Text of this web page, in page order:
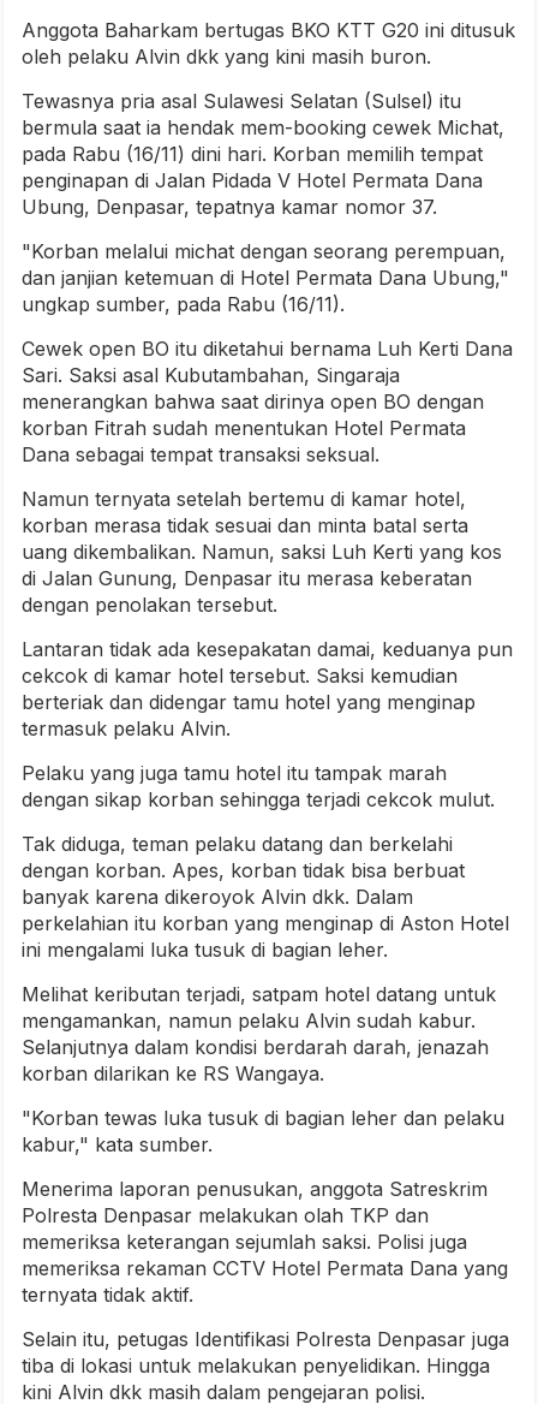
Anggota Baharkam bertugas BKO KTT G20 ini ditusuk
oleh pelaku Alvin dkk yang kini masih buron.
Tewasnya pria asal Sulawesi Selatan (Sulsel) itu
bermula saat ia hendak mem-booking cewek Michat,
pada Rabu (16/11) dini hari. Korban memilih tempat
penginapan di Jalan Pidada V Hotel Permata Dana
Ubung, Denpasar, tepatnya kamar nomor 37.
"Korban melalui michat dengan seorang perempuan,
dan janjian ketemuan di Hotel Permata Dana Ubung,"
ungkap sumber, pada Rabu (16/11).
Cewek open BO itu diketahui bernama Luh Kerti Dana
Sari. Saksi asal Kubutambahan, Singaraja
menerangkan bahwa saat dirinya open BO dengan
korban Fitrah sudah menentukan Hotel Permata
Dana sebagai tempat transaksi seksual.
Namun ternyata setelah bertemu di kamar hotel,
korban merasa tidak sesuai dan minta batal serta
uang dikembalikan. Namun, saksi Luh Kerti yang kos
di Jalan Gunung, Denpasar itu merasa keberatan
dengan penolakan tersebut.
Lantaran tidak ada kesepakatan damai, keduanya pun
cekcok di kamar hotel tersebut. Saksi kemudian
berteriak dan didengar tamu hotel yang menginap
termasuk pelaku Alvin.
Pelaku yang juga tamu hotel itu tampak marah
dengan sikap korban sehingga terjadi cekcok mulut.
Tak diduga, teman pelaku datang dan berkelahi
dengan korban. Apes, korban tidak bisa berbuat
banyak karena dikeroyok Alvin dkk. Dalam
perkelahian itu korban yang menginap di Aston Hotel
ini mengalami luka tusuk di bagian leher.
Melihat keributan terjadi, satpam hotel datang untuk
mengamankan, namun pelaku Alvin sudah kabur.
Selanjutnya dalam kondisi berdarah darah, jenazah
korban dilarikan ke RS Wangaya.
"Korban tewas luka tusuk di bagian leher dan pelaku
kabur," kata sumber.
Menerima laporan penusukan, anggota Satreskrim
Polresta Denpasar melakukan olah TKP dan
memeriksa keterangan sejumlah saksi. Polisi juga
memeriksa rekaman CCTV Hotel Permata Dana yang
ternyata tidak aktif.
Selain itu, petugas Identifikasi Polresta Denpasar juga
tiba di lokasi untuk melakukan penyelidikan. Hingga
kini Alvin dkk masih dalam pengejaran polisi.